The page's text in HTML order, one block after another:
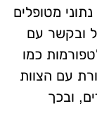
מטופלים
ובקשר עם
כמו
עם הצוות
ובכך